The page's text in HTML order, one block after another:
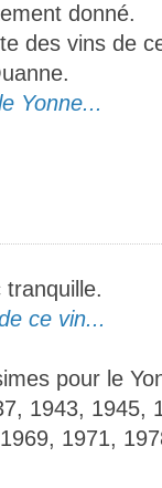
donné.
des vins de
Yonne...
tranquille.
ce vin...
pour le
1943, 1945,
1971,